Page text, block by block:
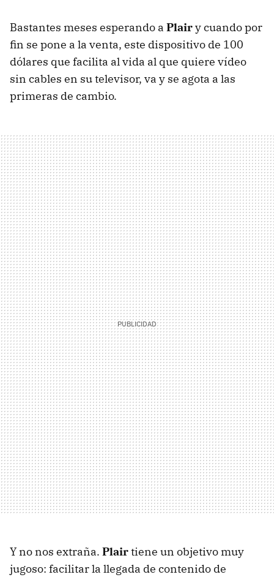
Bastantes meses esperando a Plairy cuando por
fin se pone a la venta, este dispositivo de 100
dólares que facilita al vida al que quiere vídeo
sin cables en su televisor, va y se agota a las
primeras de cambio.
Y no nos extraña. Plairtiene un objetivo muy
jugoso: facilitar la llegada de contenido de